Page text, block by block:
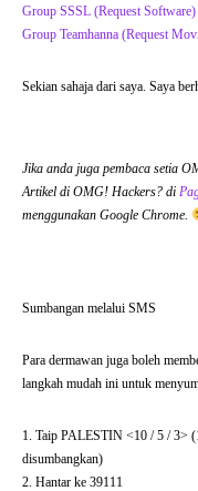
Group SSSL (Request Software)
Group Teamhanna (Request
Sekian sahaja dari saya. Saya
Jika anda juga pembaca setia
Artikel di OMG! Hackers? di
menggunakan Google Chrome.
Sumbangan melalui SMS
Para dermawan juga boleh
langkah mudah ini untuk
1. Taip PALESTIN <10 / 5 / 3>
disumbangkan)
2. Hantar ke 39111